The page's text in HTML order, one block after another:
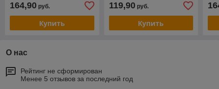
164,90 руб.
Купить
119,90руб.
Купить
О нас
Рейтинг не сформирован
Менее 5 отзывов за последний год